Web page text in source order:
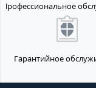
Профессиональное
Гарантийное